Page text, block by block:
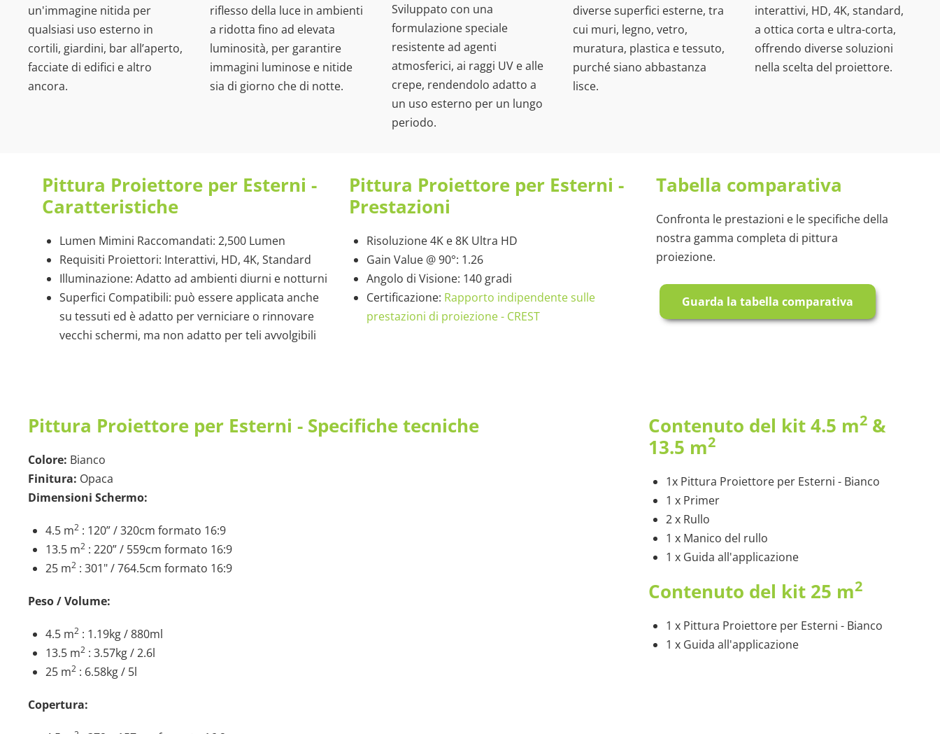
un'immagine nitida per
qualsiasi uso esterno in
cortili, giardini, bar all’aperto,
facciate di edifici e altro
ancora.
riflesso della luce in ambienti
a ridotta fino ad elevata
luminosità, per garantire
immagini luminose e nitide
sia di giorno che di notte.
Sviluppato con una
formulazione speciale
resistente ad agenti
atmosferici, ai raggi UV e alle
crepe, rendendolo adatto a
un uso esterno per un lungo
periodo.
diverse superfici esterne, tra
cui muri, legno, vetro,
muratura, plastica e tessuto,
purché siano abbastanza
lisce.
interattivi, HD, 4K, standard,
a ottica corta e ultra-corta,
offrendo diverse soluzioni
nella scelta del proiettore.
Pittura Proiettore per Esterni -
Caratteristiche
Lumen Mimini Raccomandati: 2,500 Lumen
Requisiti Proiettori: Interattivi, HD, 4K, Standard
Illuminazione: Adatto ad ambienti diurni e notturni
Superfici Compatibili: può essere applicata anche
su tessuti ed è adatto per verniciare o rinnovare
vecchi schermi, ma non adatto per teli avvolgibili
Pittura Proiettore per Esterni -
Prestazioni
Risoluzione 4K e 8K Ultra HD
Gain Value @ 90°: 1.26
Angolo di Visione: 140 gradi
Certificazione: Rapporto indipendente sulle
prestazioni di proiezione - CREST
Tabella comparativa
Confronta le prestazioni e le specifiche della
nostra gamma completa di pittura
proiezione.
Guarda la tabella comparativa
Pittura Proiettore per Esterni - Specifiche tecniche
Colore: Bianco
Finitura: Opaca
Dimensioni Schermo:
4.5 m2 : 120” / 320cm formato 16:9
13.5 m2 : 220” / 559cm formato 16:9
25 m2 : 301" / 764.5cm formato 16:9
Peso / Volume:
4.5 m2 : 1.19kg / 880ml
13.5 m2 : 3.57kg / 2.6l
25 m2 : 6.58kg / 5l
Copertura:
Contenuto del kit 4.5 m2&
13.5 m2
1x Pittura Proiettore per Esterni - Bianco
1 x Primer
2 x Rullo
1 x Manico del rullo
1 x Guida all'applicazione
Contenuto del kit 25 m2
1 x Pittura Proiettore per Esterni - Bianco
1 x Guida all'applicazione